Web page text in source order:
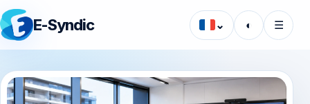
E-Syndic ⌄ ◐ ☰